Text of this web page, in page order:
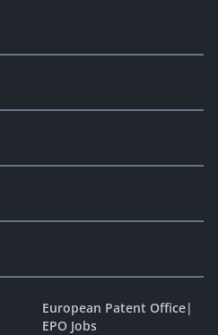
European Patent Office|
EPO Jobs